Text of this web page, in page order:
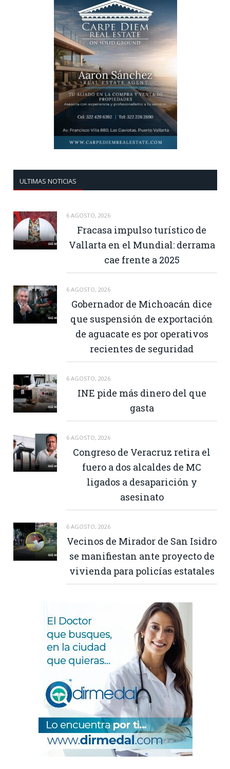
ULTIMAS NOTICIAS
6 AGOSTO, 2026
Fracasa impulso turístico de
Vallarta en el Mundial: derrama
cae frente a 2025
6 AGOSTO, 2026
Gobernador de Michoacán dice
que suspensión de exportación
de aguacate es por operativos
recientes de seguridad
6 AGOSTO, 2026
INE pide más dinero del que
gasta
6 AGOSTO, 2026
Congreso de Veracruz retira el
fuero a dos alcaldes de MC
ligados a desaparición y
asesinato
6 AGOSTO, 2026
Vecinos de Mirador de San Isidro
se manifiestan ante proyecto de
vivienda para policías estatales